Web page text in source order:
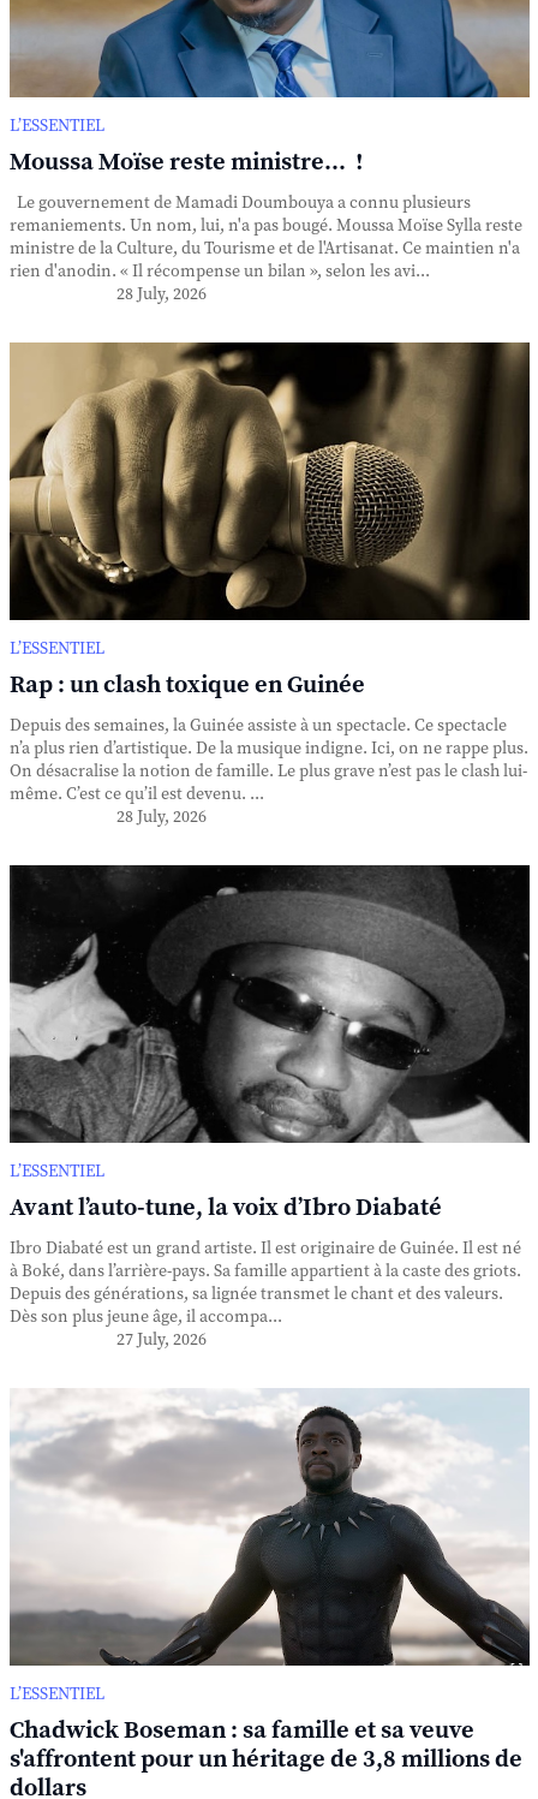
L’ESSENTIEL
Moussa Moïse reste ministre... !
Le gouvernement de Mamadi Doumbouya a connu plusieurs
remaniements. Un nom, lui, n'a pas bougé. Moussa Moïse Sylla reste
ministre de la Culture, du Tourisme et de l'Artisanat. Ce maintien n'a
rien d'anodin. « Il récompense un bilan », selon les avi...
28 July, 2026
L’ESSENTIEL
Rap : un clash toxique en Guinée
Depuis des semaines, la Guinée assiste à un spectacle. Ce spectacle
n’a plus rien d’artistique. De la musique indigne. Ici, on ne rappe plus.
On désacralise la notion de famille. Le plus grave n’est pas le clash lui-
même. C’est ce qu’il est devenu. ...
28 July, 2026
L’ESSENTIEL
Avant l’auto-tune, la voix d’Ibro Diabaté
Ibro Diabaté est un grand artiste. Il est originaire de Guinée. Il est né
à Boké, dans l’arrière-pays. Sa famille appartient à la caste des griots.
Depuis des générations, sa lignée transmet le chant et des valeurs.
Dès son plus jeune âge, il accompa...
27 July, 2026
L’ESSENTIEL
Chadwick Boseman : sa famille et sa veuve
s'affrontent pour un héritage de 3,8 millions de
dollars